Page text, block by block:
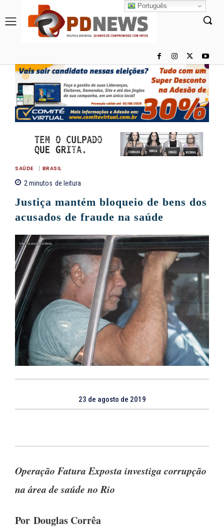
SAÚDE BRASIL
2minutos de leitura
Justiça mantém bloqueio de bens dos
acusados de fraude na saúde
23 de agosto de 2019
Operação Fatura Exposta investiga corrupção
na área de saúde no Rio
Por Douglas Corrêa
Português